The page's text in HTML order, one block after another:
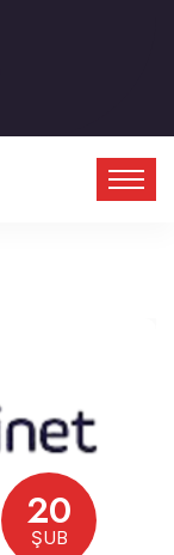
20
ŞUB